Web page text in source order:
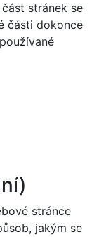
stránek se
části dokonce
stránce
jakým se